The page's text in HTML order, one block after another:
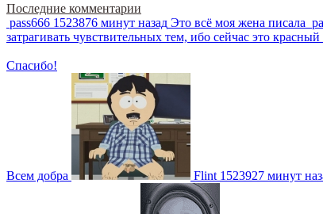
Последние комментарии
pass666 1523876 минут назад Это всё моя жена писала
затрагивать чувствительных тем, ибо сейчас это
Спасибо!
Всем добра Flint 1523927 минут